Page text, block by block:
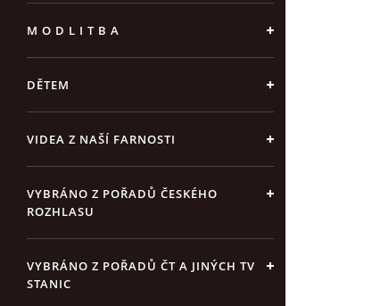
M O D L I T B A
DĚTEM
VIDEA Z NAŠÍ FARNOSTI
VYBRÁNO Z POŘADŮ ČESKÉHO
ROZHLASU
VYBRÁNO Z POŘADŮ ČT A JINÝCH TV
STANIC